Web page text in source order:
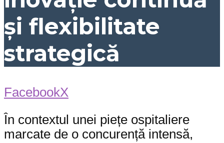
și flexibilitate
strategică
FacebookX
În contextul unei piețe ospitaliere
marcate de o concurență intensă,